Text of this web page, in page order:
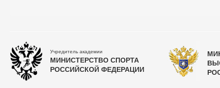
Учредитель академии
МИНИСТЕРСТВО СПОРТА
РОССИЙСКОЙ ФЕДЕРАЦИИ